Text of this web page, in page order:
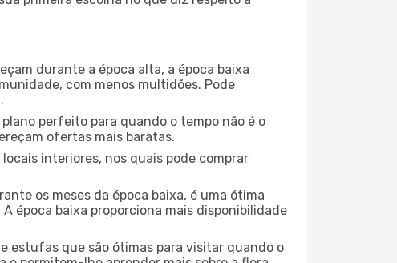
durante a época alta, a época baixa
com menos multidões. Pode
perfeito para quando o tempo não é o
ofertas mais baratas.
interiores, nos quais pode comprar
os meses da época baixa, é uma ótima
época baixa proporciona mais disponibilidade
estufas que são ótimas para visitar quando o